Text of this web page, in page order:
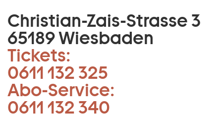
Christian-Zais-Strasse 3
65189 Wiesbaden
Tickets:
0611 132 325
Abo-Service:
0611 132 340